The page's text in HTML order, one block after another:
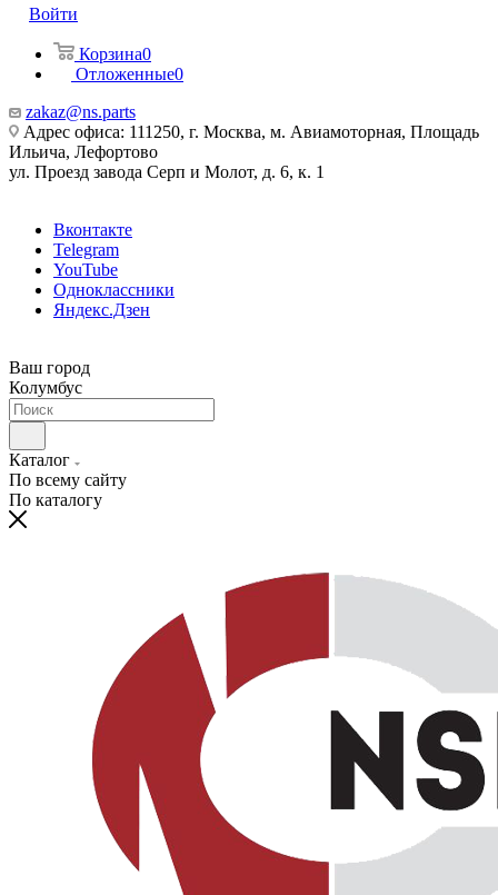
Войти
Корзина0
Отложенные0
zakaz@ns.parts
Адрес офиса: 111250, г. Москва, м. Авиамоторная, Площадь
Ильича, Лефортово
ул. Проезд завода Серп и Молот, д. 6, к. 1
Вконтакте
Telegram
YouTube
Одноклассники
Яндекс.Дзен
Ваш город
Колумбус
Каталог
По всему сайту
По каталогу